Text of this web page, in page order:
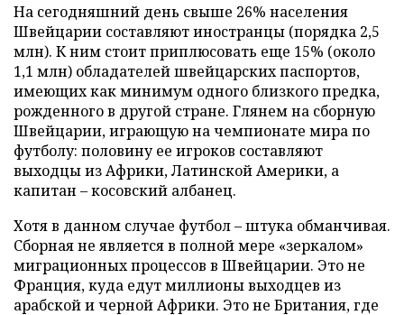
На сегодняшний день свыше 26% населения
Швейцарии составляют иностранцы (порядка 2,5
млн). К ним стоит приплюсовать еще 15% (около
1,1 млн) обладателей швейцарских паспортов,
имеющих как минимум одного близкого предка,
рожденного в другой стране. Глянем на сборную
Швейцарии, играющую на чемпионате мира по
футболу: половину ее игроков составляют
выходцы из Африки, Латинской Америки, а
капитан – косовский албанец.
Хотя в данном случае футбол – штука обманчивая.
Сборная не является в полной мере «зеркалом»
миграционных процессов в Швейцарии. Это не
Франция, куда едут миллионы выходцев из
арабской и черной Африки. Это не Британия, где